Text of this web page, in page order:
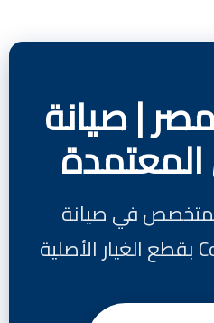
| صيانة
في صيانة